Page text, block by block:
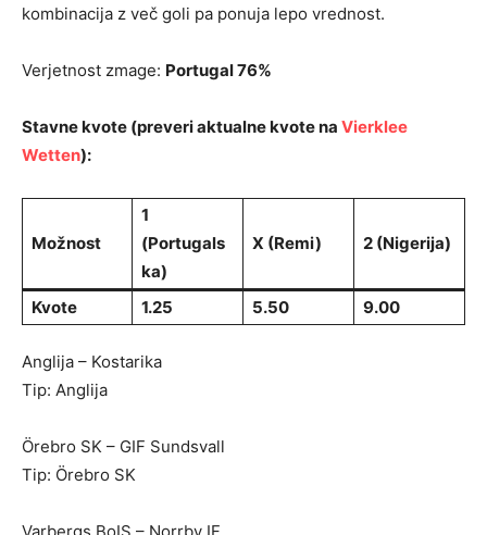
kombinacija z več goli pa ponuja lepo vrednost.
Verjetnost zmage: Portugal 76%
Stavne kvote (preveri aktualne kvote na Vierklee
Wetten):
Možnost
1
(Portugals
ka)
X (Remi) 2 (Nigerija)
Kvote 1.25 5.50 9.00
Anglija – Kostarika
Tip: Anglija
Örebro SK – GIF Sundsvall
Tip: Örebro SK